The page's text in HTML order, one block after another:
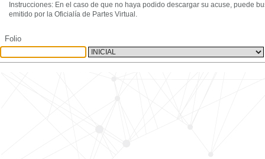
Instrucciones: En el caso de que no haya podido descargar su acuse, puede
emitido por la Oficialía de Partes Virtual.
Folio